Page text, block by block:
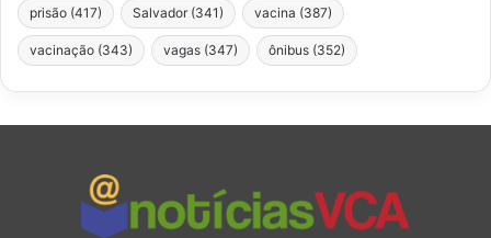
prisão (417) Salvador (341) vacina (387)
vacinação (343) vagas (347) ônibus (352)